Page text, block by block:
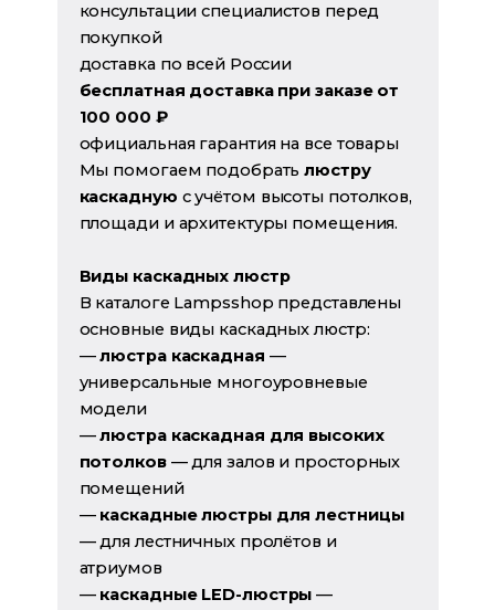
консультации специалистов перед
покупкой
доставка по всей России
бесплатная доставка при заказе от
100 000 ₽
официальная гарантия на все товары
Мы помогаем подобратьлюстру
каскадную с учётом высоты потолков,
площади и архитектуры помещения.
Виды каскадных люстр
В каталоге Lampsshop представлены
основные виды каскадных люстр:
—люстра каскадная —
универсальные многоуровневые
модели
—люстра каскадная для высоких
потолков— для залов и просторных
помещений
— каскадные люстры для лестницы
— для лестничных пролётов и
атриумов
— каскадные LED-люстры —